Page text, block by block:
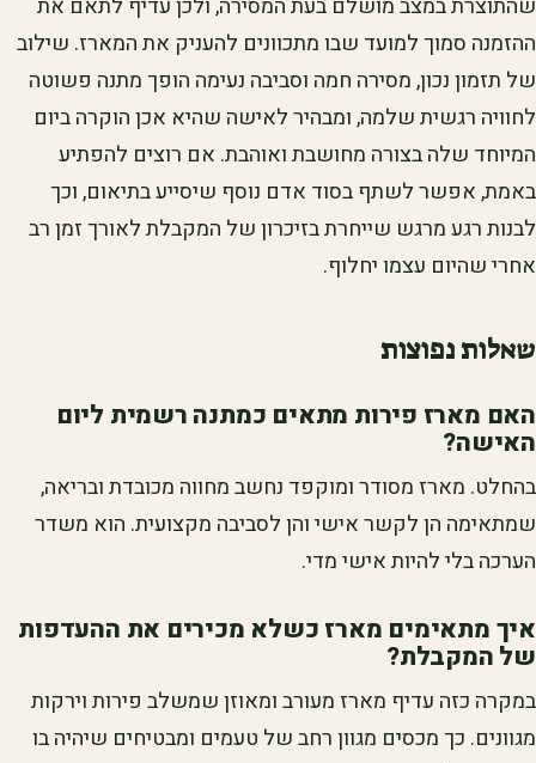
ההזמנה סמוך למועד שבו מתכוונים להעניק את המארז. שילוב
של תזמון נכון, מסירה חמה וסביבה נעימה הופך מתנה פשוטה
לחוויה רגשית שלמה, ומבהיר לאישה שהיא אכן הוקרה ביום
המיוחד שלה בצורה מחושבת ואוהבת. אם רוצים להפתיע
באמת, אפשר לשתף בסוד אדם נוסף שיסייע בתיאום, וכך
לבנות רגע מרגש שייחרת בזיכרון של המקבלת לאורך זמן רב
אחרי שהיום עצמו יחלוף.
שאלות נפוצות
האם מארז פירות מתאים כמתנה רשמית ליום
האישה?
בהחלט. מארז מסודר ומוקפד נחשב מחווה מכובדת ובריאה,
שמתאימה הן לקשר אישי והן לסביבה מקצועית. הוא משדר
הערכה בלי להיות אישי מדי.
איך מתאימים מארז כשלא מכירים את ההעדפות
של המקבלת?
במקרה כזה עדיף מארז מעורב ומאוזן שמשלב פירות וירקות
מגוונים. כך מכסים מגוון רחב של טעמים ומבטיחים שיהיה בו